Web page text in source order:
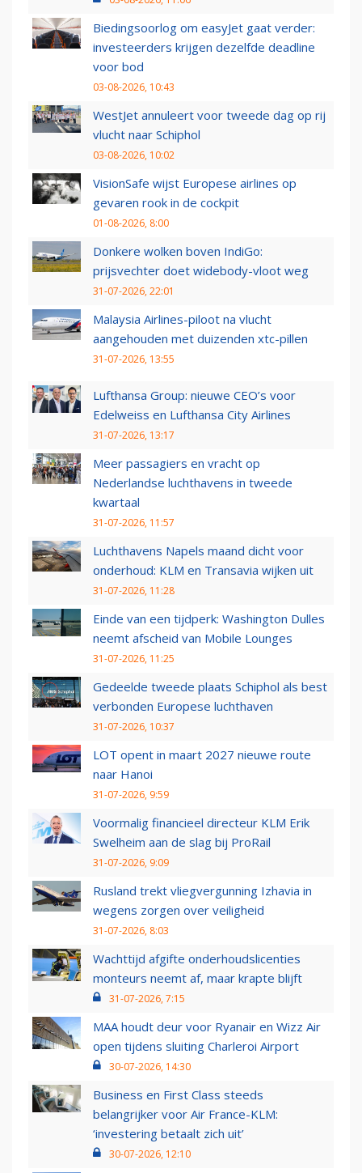
Biedingsoorlog om easyJet gaat verder:
investeerders krijgen dezelfde deadline
voor bod
03-08-2026, 10:43
WestJet annuleert voor tweede dag op rij
vlucht naar Schiphol
03-08-2026, 10:02
VisionSafe wijst Europese airlines op
gevaren rook in de cockpit
01-08-2026, 8:00
Donkere wolken boven IndiGo:
prijsvechter doet widebody-vloot weg
31-07-2026, 22:01
Malaysia Airlines-piloot na vlucht
aangehouden met duizenden xtc-pillen
31-07-2026, 13:55
Lufthansa Group: nieuwe CEO’s voor
Edelweiss en Lufthansa City Airlines
31-07-2026, 13:17
Meer passagiers en vracht op
Nederlandse luchthavens in tweede
kwartaal
31-07-2026, 11:57
Luchthavens Napels maand dicht voor
onderhoud: KLM en Transavia wijken uit
31-07-2026, 11:28
Einde van een tijdperk: Washington Dulles
neemt afscheid van Mobile Lounges
31-07-2026, 11:25
Gedeelde tweede plaats Schiphol als best
verbonden Europese luchthaven
31-07-2026, 10:37
LOT opent in maart 2027 nieuwe route
naar Hanoi
31-07-2026, 9:59
Voormalig financieel directeur KLM Erik
Swelheim aan de slag bij ProRail
31-07-2026, 9:09
Rusland trekt vliegvergunning Izhavia in
wegens zorgen over veiligheid
31-07-2026, 8:03
Wachttijd afgifte onderhoudslicenties
monteurs neemt af, maar krapte blijft
31-07-2026, 7:15
MAA houdt deur voor Ryanair en Wizz Air
open tijdens sluiting Charleroi Airport
30-07-2026, 14:30
Business en First Class steeds
belangrijker voor Air France-KLM:
‘investering betaalt zich uit’
30-07-2026, 12:10